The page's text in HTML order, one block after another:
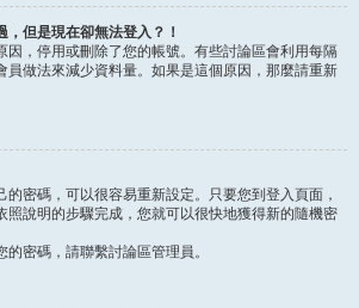
但是現在卻無法登入？！
因，停用或刪除了您的帳號。有些討論區會利用每隔
員做法來減少資料量。如果是這個原因，那麼請重新
密碼，可以很容易重新設定。只要您到登入頁面，
照說明的步驟完成，您就可以很快地獲得新的隨機密
密碼，請聯繫討論區管理員。